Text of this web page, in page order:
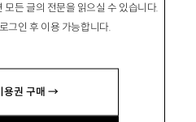
모든 글의 전문을 읽으실 수 있습니다.
그인 후 이용 가능합니다.
용권 구매 →
석유시대 언제까지 갈 것
장을 찾아서』 등이 있음.